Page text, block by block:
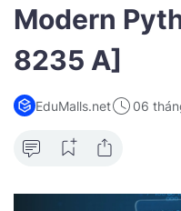
Modern
8235 A]
EduMalls.net 06